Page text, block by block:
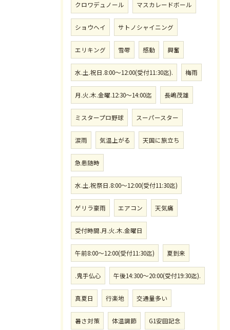
クロワデュノール マスカレードボール
ショウヘイ サトノシャイニング
エリキング 雪辱 感動 興奮
水.土.祝日.8:00〜12:00(受付11:30迄). 梅雨
月.火.木.金曜.12:30〜14:00迄 長嶋茂雄
ミスタープロ野球 スーパースター
涙雨 気温上がる 天国に旅立ち
急患随時
水.土.祝祭日.8:00〜12:00(受付11:30迄)
ゲリラ豪雨 エアコン 天気痛
受付時間.月.火.木.金曜日
午前8:00〜12:00(受付11:30迄) 夏到来
.鬼手仏心 午後14:300〜20:00(受付19:30迄).
真夏日 行楽地 交通量多い
暑さ対策 体温調節 G1安田記念